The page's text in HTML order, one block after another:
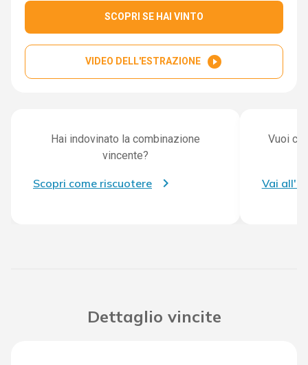
SCOPRI SE HAI VINTO
VIDEO DELL'ESTRAZIONE play_circle_filled
Hai indovinato la combinazione
vincente?
Scopri come riscuotere
Vuoi
Vai
Dettaglio vincite